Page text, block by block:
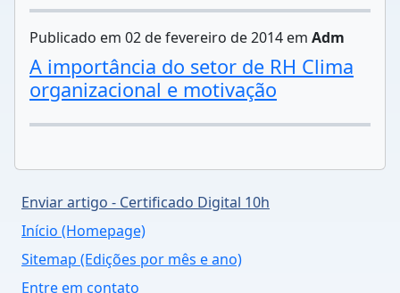
Publicado em 02 de fevereiro de 2014 em Adm
A importância do setor de RH Clima
organizacional e motivação
Enviar artigo - Certificado Digital 10h
Início (Homepage)
Sitemap (Edições por mês e ano)
Entre em contato